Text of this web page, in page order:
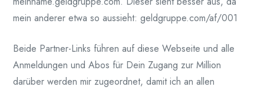
mein anderer etwa so aussieht: geldgruppe.com/af/001
Beide Partner-Links führen auf diese Webseite und alle
Anmeldungen und Abos für Dein Zugang zur Million
darüber werden mir zugeordnet, damit ich an allen